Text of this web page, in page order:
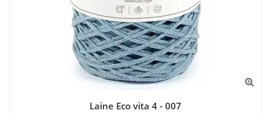
Laine Eco vita 4 - 007